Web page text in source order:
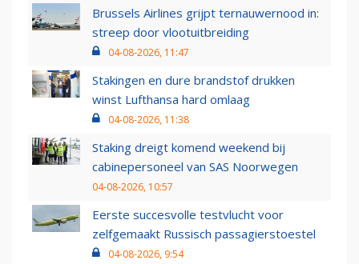
Brussels Airlines grijpt ternauwernood in:
streep door vlootuitbreiding
04-08-2026, 11:47
Stakingen en dure brandstof drukken
winst Lufthansa hard omlaag
04-08-2026, 11:38
Staking dreigt komend weekend bij
cabinepersoneel van SAS Noorwegen
04-08-2026, 10:57
Eerste succesvolle testvlucht voor
zelfgemaakt Russisch passagierstoestel
04-08-2026, 9:54